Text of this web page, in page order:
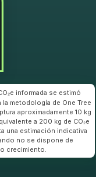
informada se estimó
metodología de One Tree
aproximadamente 10 kg
a 200 kg de CO₂e
una estimación indicativa
no se dispone de
crecimiento.